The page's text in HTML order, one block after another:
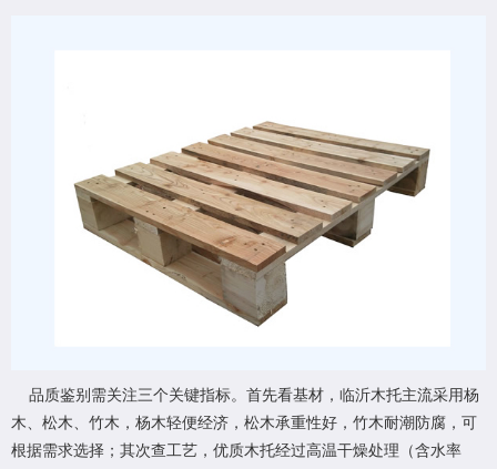
品质鉴别需关注三个关键指标。首先看基材，临沂木托主流采用杨
木、松木、竹木，杨木轻便经济，松木承重性好，竹木耐潮防腐，可
根据需求选择；其次查工艺，优质木托经过高温干燥处理（含水率